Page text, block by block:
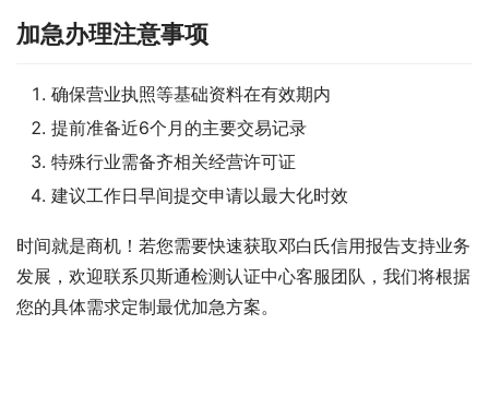
加急办理注意事项
确保营业执照等基础资料在有效期内
提前准备近6个月的主要交易记录
特殊行业需备齐相关经营许可证
建议工作日早间提交申请以最大化时效
时间就是商机！若您需要快速获取邓白氏信用报告支持业务
发展，欢迎联系贝斯通检测认证中心客服团队，我们将根据
您的具体需求定制最优加急方案。